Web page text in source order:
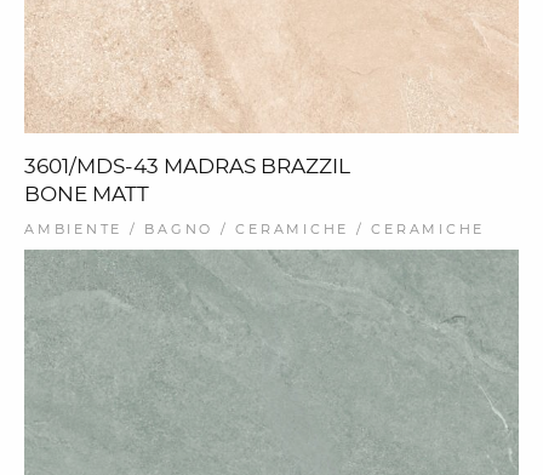
3601/MDS-43 MADRAS BRAZZIL
BONE MATT
AMBIENTE / BAGNO / CERAMICHE / CERAMICHE